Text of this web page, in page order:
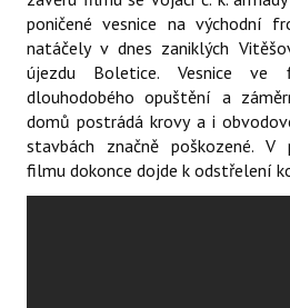
poničené vesnice na východní
natáčely v dnes zaniklých
újezdu Boletice. Vesnice ve
dlouhodobého opuštění a
domů postrádá krovy a i
stavbách značně poškozené. V
filmu dokonce dojde k odstřelení